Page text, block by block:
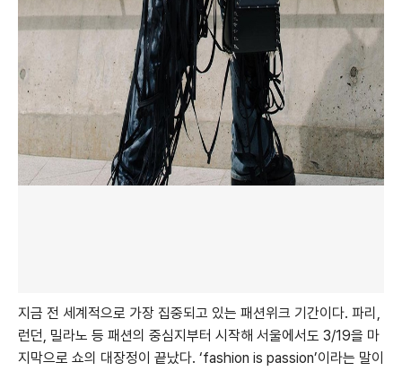
지금 전 세계적으로 가장 집중되고 있는 패션위크 기간이다. 파리,
런던, 밀라노 등 패션의 중심지부터 시작해 서울에서도 3/19을 마
지막으로 쇼의 대장정이 끝났다. ‘fashion is passion’이라는 말이